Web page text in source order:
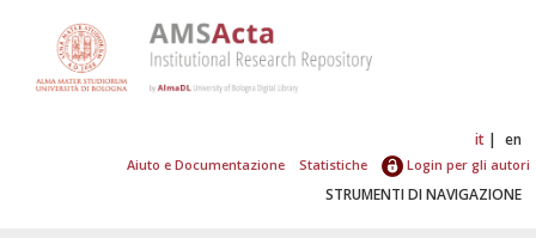
it en
Aiuto e Documentazione Statistiche Login per gli autori
STRUMENTI DI NAVIGAZIONE